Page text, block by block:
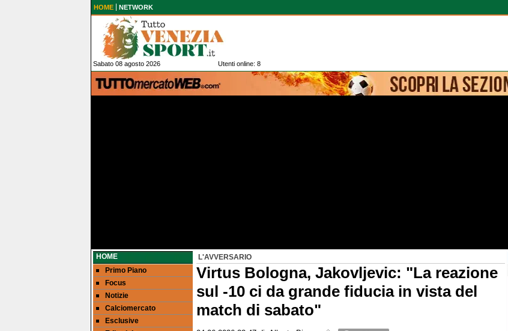
HOME NETWORK
Sabato 08 agosto 2026 Utenti online: 8
HOME
Primo Piano
Focus
Notizie
Calciomercato
Esclusive
L'AVVERSARIO
Virtus Bologna, Jakovljevic: "La reazione
sul -10 ci da grande fiducia in vista del
match di sabato"